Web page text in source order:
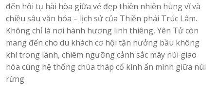
đến hội tụ hài hòa giữa vẻ đẹp thiên nhiên hùng vĩ và
chiều sâu văn hóa – lịch sử của Thiền phái Trúc Lâm.
Không chỉ là nơi hành hương linh thiêng, Yên Tử còn
mang đến cho du khách cơ hội tận hưởng bầu không
khí trong lành, chiêm ngưỡng cảnh sắc mây núi giao
hòa cùng hệ thống chùa tháp cổ kính ẩn mình giữa núi
rừng.